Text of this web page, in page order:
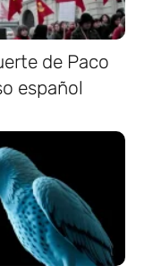
de Paco
español